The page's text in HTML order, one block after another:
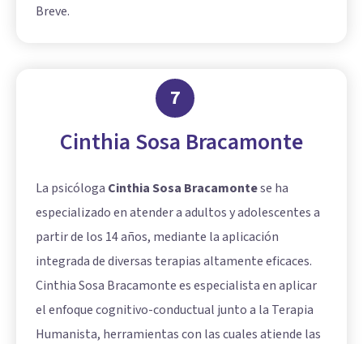
Breve.
7
Cinthia Sosa Bracamonte
La psicóloga Cinthia Sosa Bracamontese ha
especializado en atender a adultos y adolescentes a
partir de los 14 años, mediante la aplicación
integrada de diversas terapias altamente eficaces.
Cinthia Sosa Bracamonte es especialista en aplicar
el enfoque cognitivo-conductual junto a la Terapia
Humanista, herramientas con las cuales atiende las